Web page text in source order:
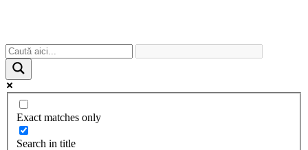
Exact matches only
Search in title